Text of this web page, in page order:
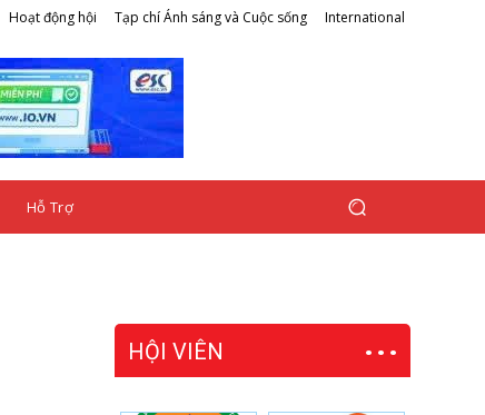
Hoạt động hội Tạp chí Ánh sáng và Cuộc sống International
Hỗ Trợ
HỘI VIÊN